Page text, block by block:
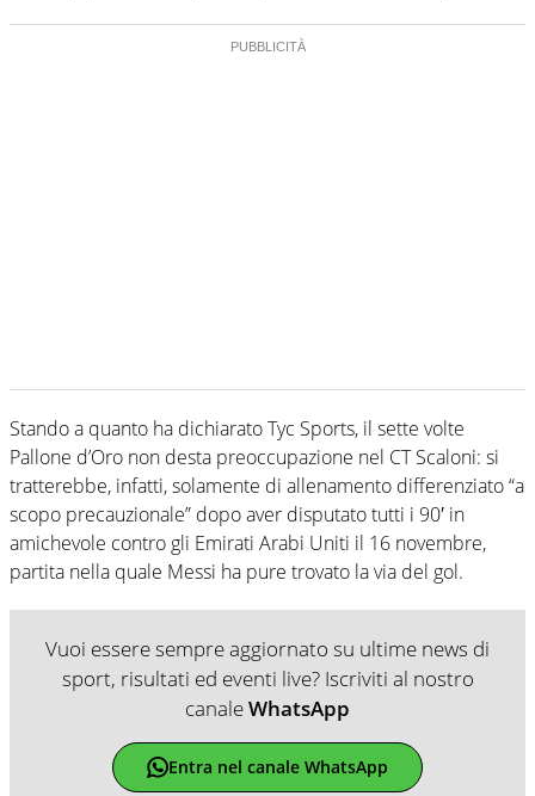
Stando a quanto ha dichiarato Tyc Sports, il sette volte
Pallone d’Oro non desta preoccupazione nel CT Scaloni: si
tratterebbe, infatti, solamente di allenamento differenziato “a
scopo precauzionale” dopo aver disputato tutti i 90′ in
amichevole contro gli Emirati Arabi Uniti il 16 novembre,
partita nella quale Messi ha pure trovato la via del gol.
Vuoi essere sempre aggiornato su ultime news di
sport, risultati ed eventi live? Iscriviti al nostro
canaleWhatsApp
Entra nel canale WhatsApp